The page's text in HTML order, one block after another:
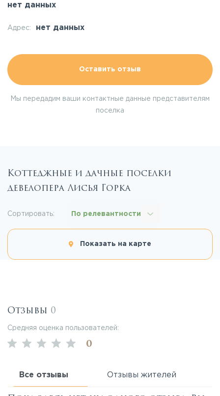
нет данных
Адрес: нет данных
Оставить отзыв
Мы передадим ваши контактные данные представителям
поселка
Коттеджные и дачные поселки
девелопера Лисья Горка
Показать на карте
Сортировать: По релевантности
Отзывы 0
Средняя оценка пользователей:
0
Все отзывы Отзывы жителей